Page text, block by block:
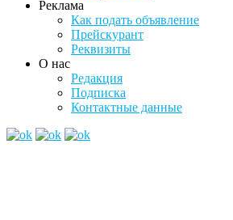
Реклама
Как подать объявление
Прейскурант
Реквизиты
О нас
Редакция
Подписка
Контактные данные